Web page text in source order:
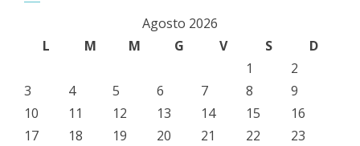
Agosto 2026
L
M M G V S
D
1
2
3
4 5 6 7 8
9
10
11 12 13 14 15
16
17
18 19 20 21 22
23